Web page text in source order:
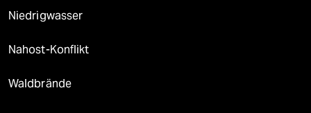
Niedrigwasser
Nahost-Konflikt
Waldbrände